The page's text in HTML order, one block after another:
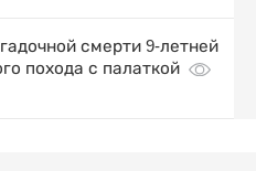
смерти 9-летней
похода с палаткой